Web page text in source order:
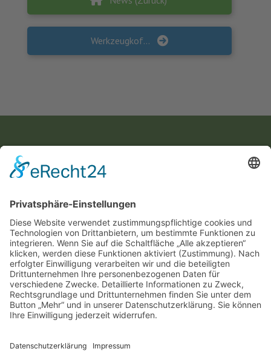
Werkzeugkoffer im Verzahnungsprojekt veröffentlicht
Landesvereinigung für Gesundheitsförderung
Mecklenburg-Vorpommern e. V.
Wismarsche Straße 170
19053 Schwerin
info@lvg-mv.de
0385 2007 386 0
DATENSCHUTZ
IMPRESSUM